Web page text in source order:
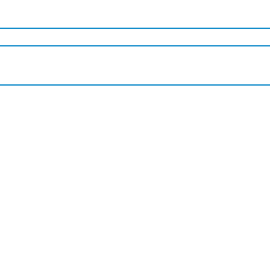
besøk for å bli kjent med barnehagen.
med alle nye foreldre i løpet av de første
rette for gode overganger mellom avdelingene. Alle
flere ganger, spiser der og er med på turer
tidlig på året.
på sosial kompetanse, livsmestring og helse,
og har god dialog med foreldrene. Både
rette for en god dialog med foreldrene. De skal
(eller ved behov
rette for at foreldrene kan medvirke og skape et